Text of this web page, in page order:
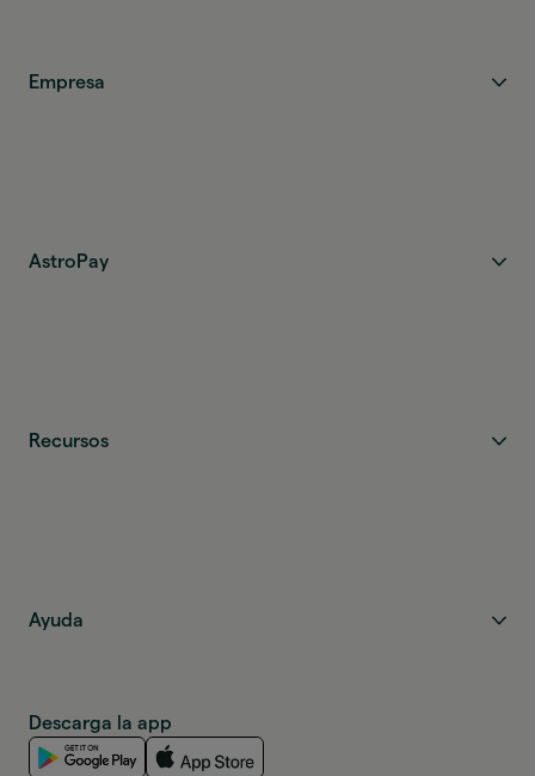
Empresa
AstroPay
Recursos
Ayuda
Descarga la app